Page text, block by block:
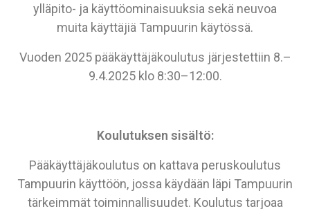
ylläpito- ja käyttöominaisuuksia sekä neuvoa
muita käyttäjiä Tampuurin käytössä.
Vuoden 2025 pääkäyttäjäkoulutus järjestettiin 8.–
9.4.2025 klo 8:30–12:00.
Koulutuksen sisältö:
Pääkäyttäjäkoulutus on kattava peruskoulutus
Tampuurin käyttöön, jossa käydään läpi Tampuurin
tärkeimmät toiminnallisuudet. Koulutus tarjoaa